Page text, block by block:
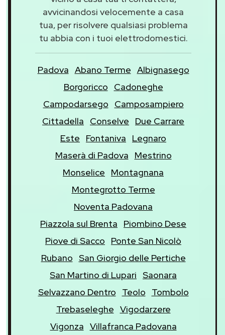
avvicinandosi velocemente a casa
tua, per risolvere qualsiasi problema
tu abbia con i tuoi elettrodomestici.
Padova Abano Terme Albignasego
Borgoricco
Cadoneghe
Campodarsego
Camposampiero
Cittadella
Conselve
Due Carrare
Este
Fontaniva
Legnaro
Maserà di Padova
Mestrino
Monselice
Montagnana
Montegrotto Terme
Noventa Padovana
Piazzola sul Brenta
Piombino Dese
Piove di Sacco
Ponte San Nicolò
Rubano San Giorgio delle Pertiche
San Martino di Lupari Saonara
Selvazzano Dentro
Teolo
Tombolo
Trebaseleghe Vigodarzere
Vigonza Villafranca Padovana